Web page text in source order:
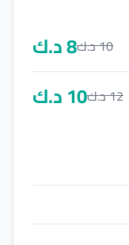
10د.ك8د.ك
12د.ك10د.ك